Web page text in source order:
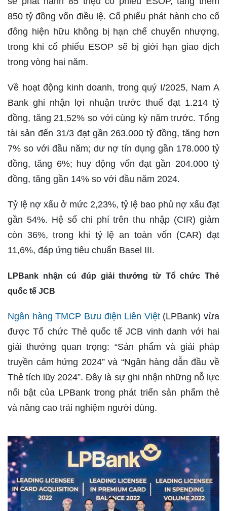
850 tỷ đồng vốn điều lệ. Cổ phiếu phát hành cho cổ
đông hiện hữu không bị hạn chế chuyển nhượng,
trong khi cổ phiếu ESOP sẽ bị giới hạn giao dịch
trong vòng hai năm.
Về hoạt động kinh doanh, trong quý I/2025, Nam A
Bank ghi nhận lợi nhuận trước thuế đạt 1.214 tỷ
đồng, tăng 21,52% so với cùng kỳ năm trước. Tổng
tài sản đến 31/3 đạt gần 263.000 tỷ đồng, tăng hơn
7% so với đầu năm; dư nợ tín dụng gần 178.000 tỷ
đồng, tăng 6%; huy động vốn đạt gần 204.000 tỷ
đồng, tăng gần 14% so với đầu năm 2024.
Tỷ lệ nợ xấu ở mức 2,23%, tỷ lệ bao phủ nợ xấu đạt
gần 54%. Hệ số chi phí trên thu nhập (CIR) giảm
còn 36%, trong khi tỷ lệ an toàn vốn (CAR) đạt
11,6%, đáp ứng tiêu chuẩn Basel III.
LPBank nhận cú đúp giải thưởng từ Tổ chức Thẻ
quốc tế JCB
Ngân hàng TMCP Bưu điện Liên Việt(LPBank) vừa
được Tổ chức Thẻ quốc tế JCB vinh danh với hai
giải thưởng quan trọng: “Sản phẩm và giải pháp
truyền cảm hứng 2024” và “Ngân hàng dẫn đầu về
Thẻ tích lũy 2024”. Đây là sự ghi nhận những nỗ lực
nổi bật của LPBank trong phát triển sản phẩm thẻ
và nâng cao trải nghiệm người dùng.